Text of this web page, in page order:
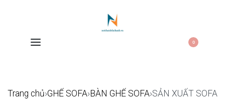
0
Trang chủ›GHẾ SOFA›BÀN GHẾ SOFA›SẢN XUẤT SOFA